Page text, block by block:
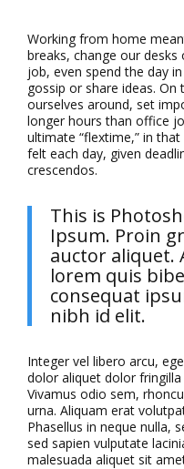
Working from home
breaks, change our
job, even spend the day
gossip or share ideas.
ourselves around, set
longer hours than office
ultimate “flextime,” in
felt each day, given
crescendos.
This is
Ipsum. Proin
auctor aliquet.
lorem quis
consequat
nibh id elit.
Integer vel libero arcu,
dolor aliquet dolor
Vivamus odio sem,
urna. Aliquam erat
Phasellus in neque nulla,
sed sapien vulputate
malesuada aliquet sit